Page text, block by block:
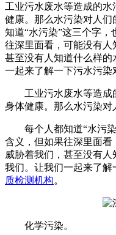
工业污水废水等造成的
健康。那么水污染对人
知道“水污染”这三个字
往深里面看，可能没有人
甚至没有人知道什么样
一起来了解一下污水污染
工业污水废水等造成
身体健康。那么水污染对
每个人都知道“水污染
含义，但如果往深里面
威胁着我们，甚至没有
我们。让我们一起来了
质检测机构。
化学污染。